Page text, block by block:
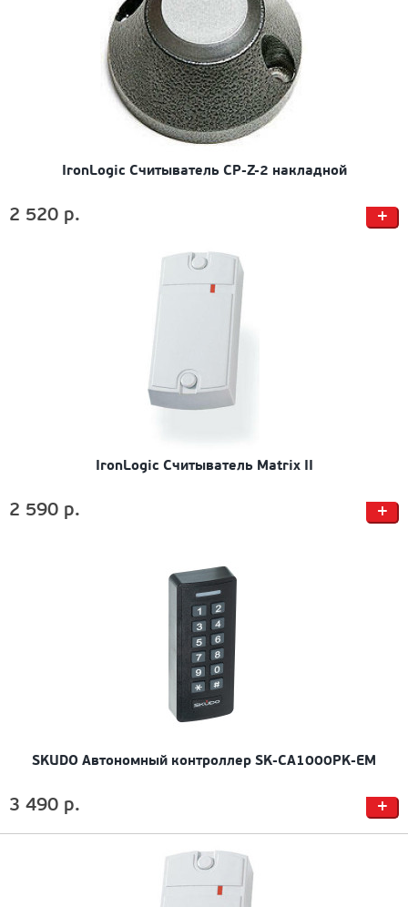
IronLogic Считыватель CP-Z-2 накладной
2 520 р. +
IronLogic Считыватель Matrix II
2 590 р. +
SKUDO Автономный контроллер SK-CA1000PK-EM
3 490 р. +